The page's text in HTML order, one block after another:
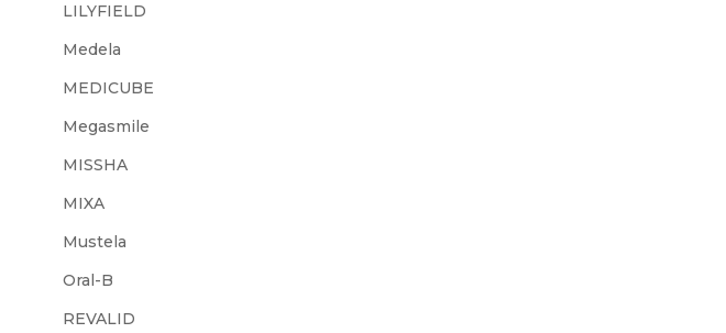
LILYFIELD
Medela
MEDICUBE
Megasmile
MISSHA
MIXA
Mustela
Oral-B
REVALID